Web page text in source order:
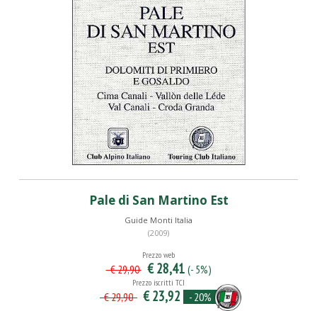
Pale di San Martino Est
Guide Monti Italia
(2009)
Prezzo web
€ 29,90 € 28,41 (- 5%)
Prezzo iscritti TCI
€ 29,90 € 23,92 - 20%